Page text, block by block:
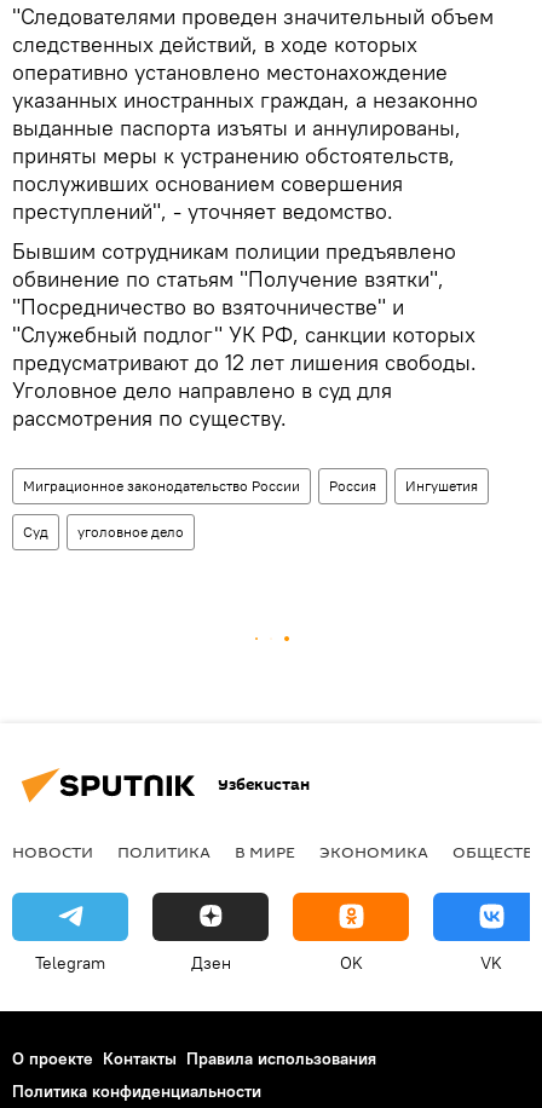
"Следователями проведен значительный объем
следственных действий, в ходе которых
оперативно установлено местонахождение
указанных иностранных граждан, а незаконно
выданные паспорта изъяты и аннулированы,
приняты меры к устранению обстоятельств,
послуживших основанием совершения
преступлений", - уточняет ведомство.
Бывшим сотрудникам полиции предъявлено
обвинение по статьям "Получение взятки",
"Посредничество во взяточничестве" и
"Служебный подлог" УК РФ, санкции которых
предусматривают до 12 лет лишения свободы.
Уголовное дело направлено в суд для
рассмотрения по существу.
Миграционное законодательство России Россия Ингушетия
Суд уголовное дело
Узбекистан
НОВОСТИ ПОЛИТИКА В МИРЕ ЭКОНОМИКА
Telegram Дзен OK VK
О проекте Контакты Правила использования
Политика конфиденциальности